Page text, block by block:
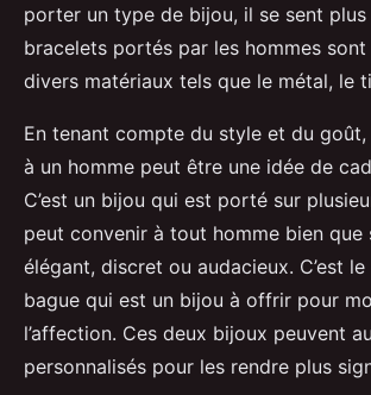
porter un type de bijou, il se sent plus
bracelets portés par les hommes
divers matériaux tels que le métal, le
En tenant compte du style et du
à un homme peut être une idée de
C’est un bijou qui est porté sur
peut convenir à tout homme bien que
élégant, discret ou audacieux. C’est
bague qui est un bijou à offrir pour
l’affection. Ces deux bijoux peuvent
personnalisés pour les rendre plus